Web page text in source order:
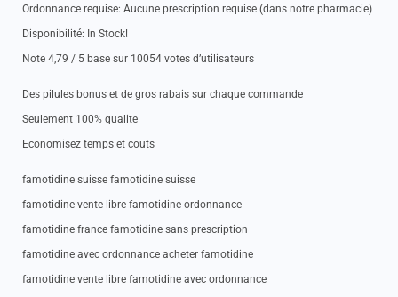
Ordonnance requise: Aucune prescription requise (dans notre pharmacie)
Disponibilité: In Stock!
Note 4,79 / 5 base sur 10054 votes d’utilisateurs
Des pilules bonus et de gros rabais sur chaque commande
Seulement 100% qualite
Economisez temps et couts
famotidine suisse famotidine suisse
famotidine vente libre famotidine ordonnance
famotidine france famotidine sans prescription
famotidine avec ordonnance acheter famotidine
famotidine vente libre famotidine avec ordonnance